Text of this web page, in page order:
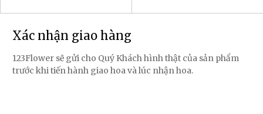
Xác nhận giao hàng
123Flower sẽ gửi cho Quý Khách hình thật của sản phẩm
trước khi tiến hành giao hoa và lúc nhận hoa.